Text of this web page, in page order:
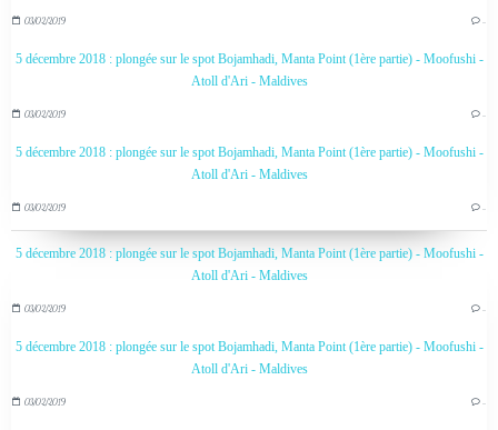
03/02/2019 …
5 décembre 2018 : plongée sur le spot Bojamhadi, Manta Point (1ère partie) - Moofushi -
Atoll d'Ari - Maldives
03/02/2019 …
5 décembre 2018 : plongée sur le spot Bojamhadi, Manta Point (1ère partie) - Moofushi -
Atoll d'Ari - Maldives
03/02/2019 …
5 décembre 2018 : plongée sur le spot Bojamhadi, Manta Point (1ère partie) - Moofushi -
Atoll d'Ari - Maldives
03/02/2019 …
5 décembre 2018 : plongée sur le spot Bojamhadi, Manta Point (1ère partie) - Moofushi -
Atoll d'Ari - Maldives
03/02/2019 …